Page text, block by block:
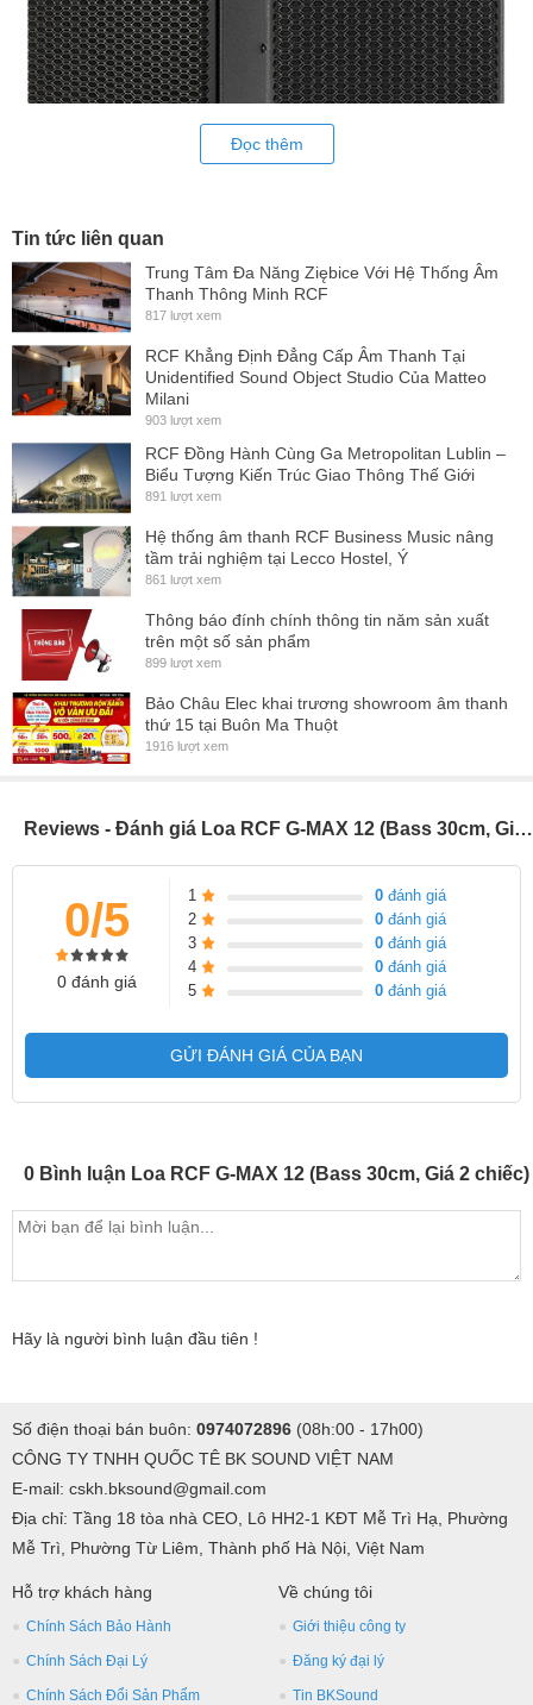
- Củ loa bass đường kính 30cm, công suất cao, giúp tạo ra âm
trầm chắc chắn và uy lực.
- Củ treble kích thước 2.54cm với cuộn dây thoại 1.4”, mang đến
âm cao sáng, rõ nét.
- Loa có công suất chịu tải RMS/Peak lên đến 500W/2000W, đảm
bảo hiệu suất ổn định và âm thanh mạnh mẽ.
- Mức áp suất âm tối đa đạt 130 dB, mang lại âm thanh lớn, rõ ràng
mà không bị méo tiếng.
- Dải tần số rộng từ 55 - 20kHz, giúp tái tạo âm thanh chi tiết từ dải
trầm sâu đến dải cao trong trẻo.
- Góc phủ âm cố định 90° x 70°, cho khả năng phân tán âm thanh
đồng đều trong không gian.
- Thùng loa được làm từ gỗ dán chất lượng cao, đảm bảo độ bền
và hạn chế rung động khi hoạt động.
- Loa được trang bị các điểm lắp đặt có sẵn ở mặt sau, mặt trên
Đọc thêm
Tin tức liên quan
Trung Tâm Đa Năng Ziębice Với Hệ Thống Âm
Thanh Thông Minh RCF
817 lượt xem
RCF Khẳng Định Đẳng Cấp Âm Thanh Tại
Unidentified Sound Object Studio Của Matteo
Milani
903 lượt xem
RCF Đồng Hành Cùng Ga Metropolitan Lublin –
Biểu Tượng Kiến Trúc Giao Thông Thế Giới
891 lượt xem
Hệ thống âm thanh RCF Business Music nâng
tầm trải nghiệm tại Lecco Hostel, Ý
861 lượt xem
Thông báo đính chính thông tin năm sản xuất
trên một số sản phẩm
899 lượt xem
Bảo Châu Elec khai trương showroom âm thanh
thứ 15 tại Buôn Ma Thuột
1916 lượt xem
Reviews - Đánh giá Loa RCF G-MAX 12 (Bass 30cm, Giá 2 chiếc)
0/5
0 đánh giá
1 0 đánh giá
2
0 đánh giá
3
0 đánh giá
4
0 đánh giá
5
0 đánh giá
GỬI ĐÁNH GIÁ CỦA BẠN
0 Bình luận Loa RCF G-MAX 12 (Bass 30cm, Giá 2 chiếc)
Hãy là người bình luận đầu tiên !
Số điện thoại bán buôn: 0974072896 (08h:00 - 17h00)
CÔNG TY TNHH QUỐC TÊ BK SOUND VIỆT NAM
E-mail: cskh.bksound@gmail.com
Địa chỉ: Tầng 18 tòa nhà CEO, Lô HH2-1 KĐT Mễ Trì Hạ, Phường
Mễ Trì, Phường Từ Liêm, Thành phố Hà Nội, Việt Nam
Hỗ trợ khách hàng
Chính Sách Bảo Hành
Chính Sách Đại Lý
Chính Sách Đổi Sản Phẩm
Về chúng tôi
Giới thiệu công ty
Đăng ký đại lý
Tin BKSound